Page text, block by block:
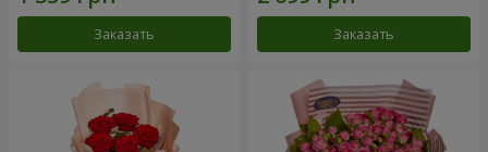
Заказать Заказать